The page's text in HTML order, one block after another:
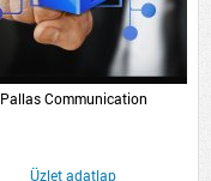
Pallas Communication
Üzlet adatlap